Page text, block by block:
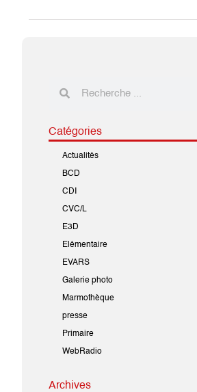
Catégories
Actualités
BCD
CDI
CVC/L
E3D
Elémentaire
EVARS
Galerie photo
Marmothèque
presse
Primaire
WebRadio
Archives